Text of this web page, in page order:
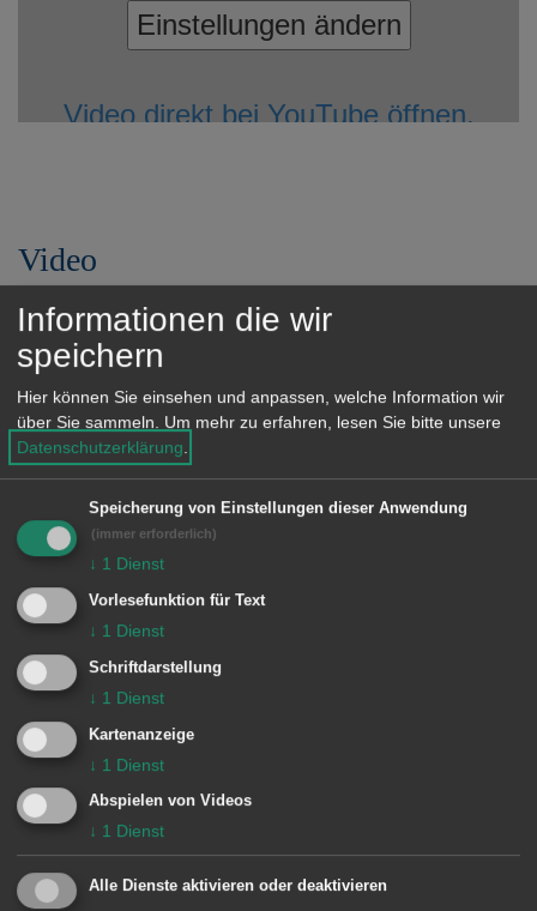
Einstellungen ändern
Video direkt bei YouTube öffnen.
Video
Dieses Video kann auf Grund
Ihrer Datenschutz-Einstellungen
nicht abgespielt werden.
Einstellungen ändern
Video direkt bei YouTube öffnen.
Video
Dieses Video kann auf Grund
Ihrer Datenschutz-Einstellungen
nicht abgespielt werden.
Informationen die wir
speichern
Hier können Sie einsehen und anpassen, welche Information wir
über Sie sammeln. Um mehr zu erfahren, lesen Sie bitte unsere
Datenschutzerklärung.
Speicherung von Einstellungen dieser Anwendung
(immer erforderlich)
↓ 1 Dienst
Vorlesefunktion für Text
↓ 1 Dienst
Schriftdarstellung
↓ 1 Dienst
Kartenanzeige
↓ 1 Dienst
Abspielen von Videos
↓ 1 Dienst
Alle Dienste aktivieren oder deaktivieren